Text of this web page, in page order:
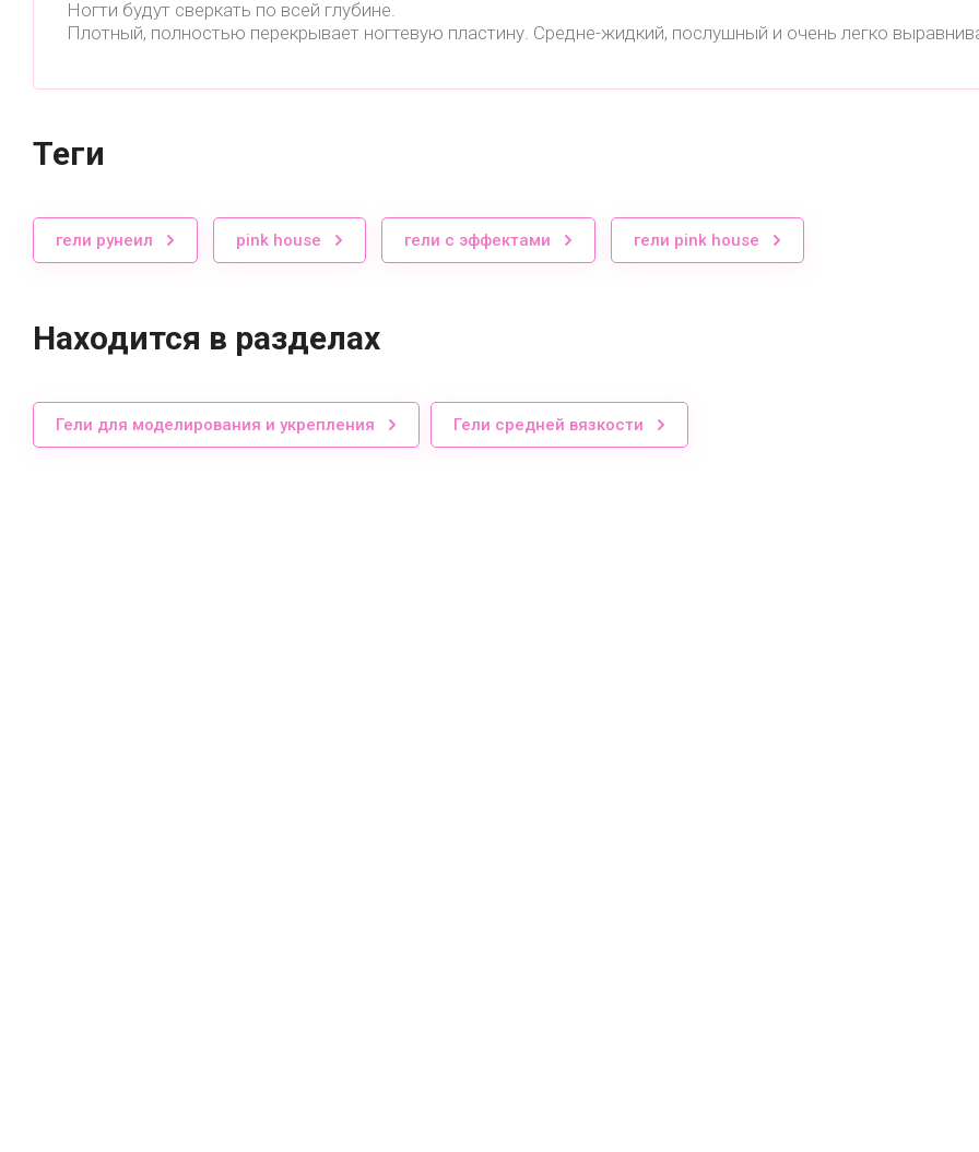
Ногти будут сверкать по всей глубине.
Плотный, полностью перекрывает ногтевую пластину. Средне-жидкий, послушный и очень легко
теги
гели рунеил pink house гели с эффектами гели pink house
Находится в разделах
Гели для моделирования и укрепления Гели средней вязкости